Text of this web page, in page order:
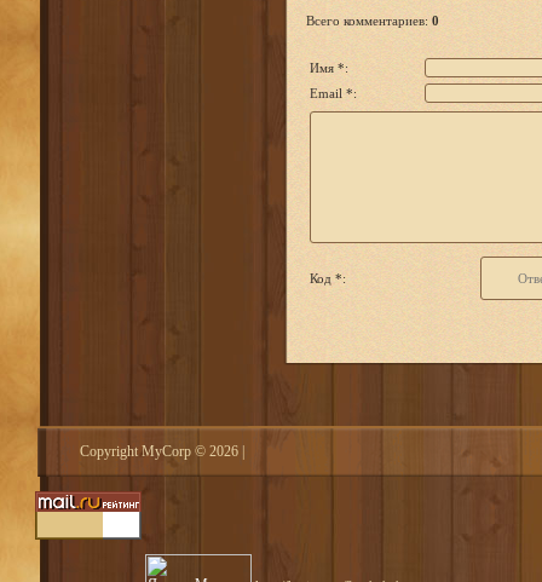
Всего комментариев: 0
Имя *:
Email *:
Код *:
Copyright MyCorp © 2026